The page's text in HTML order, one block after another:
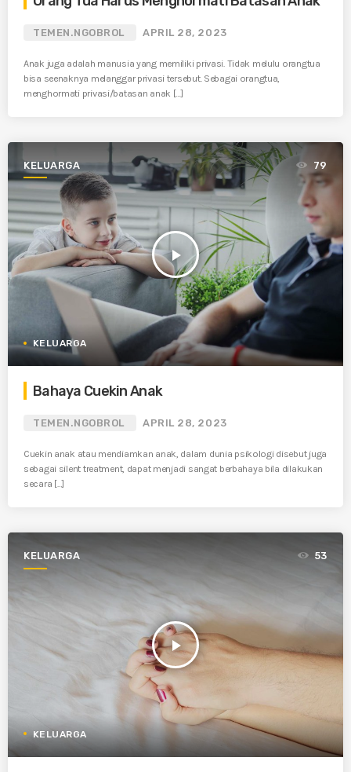
TEMEN.NGOBROL APRIL 28, 2023
Anak juga adalah manusia yang memiliki privasi. Tidak melulu orangtua
bisa seenaknya melanggar privasi tersebut. Sebagai orangtua,
menghormati privasi/batasan anak […]
KELUARGA
play_arrow
79
KELUARGA
Bahaya Cuekin Anak
TEMEN.NGOBROL APRIL 28, 2023
Cuekin anak atau mendiamkan anak, dalam dunia psikologi disebut juga
sebagai silent treatment, dapat menjadi sangat berbahaya bila dilakukan
secara […]
KELUARGA
play_arrow
53
KELUARGA